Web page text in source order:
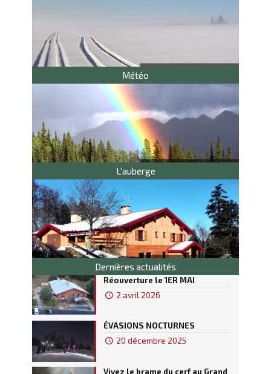
Météo
L’auberge
Dernières actualités
Réouverture le 1ER MAI
2 avril 2026
ÉVASIONS NOCTURNES
20 décembre 2025
Vivez le brame du cerf au Grand